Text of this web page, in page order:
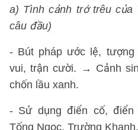
a) Tình cảnh trớ trêu của
câu đầu)
- Bút pháp ước lệ,
vui, trận cười. → Cảnh
chốn lầu xanh.
- Sử dụng điển cố, điển
Tống Ngọc, Trường Khanh.